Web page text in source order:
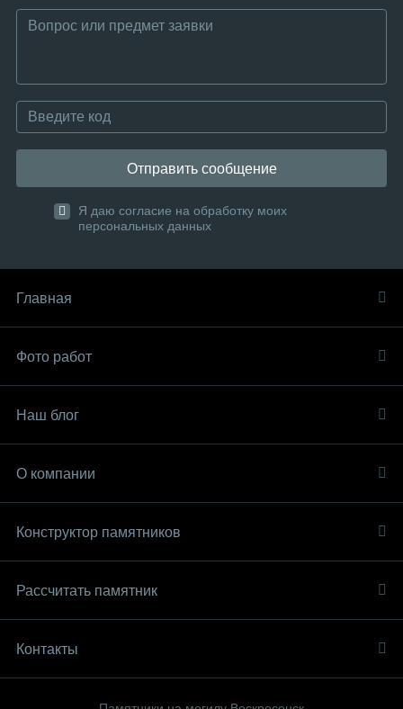
Отправить сообщение
Я даю согласие на обработку моих
персональных данных
Главная
Фото работ
Наш блог
О компании
Конструктор памятников
Рассчитать памятник
Контакты